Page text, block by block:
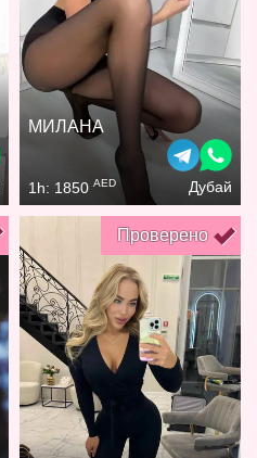
МИЛАНА
1h: 1850 AED Дубай
Проверено